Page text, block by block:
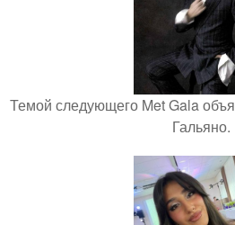
Темой следующего Met Gala
Гальяно.